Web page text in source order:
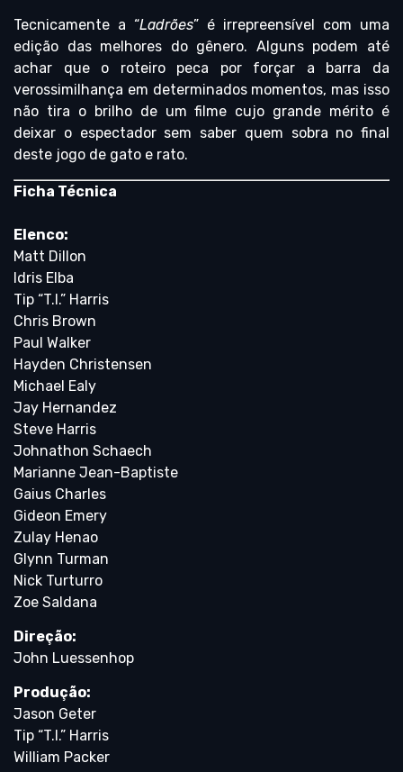
Tecnicamente a “Ladrões” é irrepreensível com uma
edição das melhores do gênero. Alguns podem até
achar que o roteiro peca por forçar a barra da
verossimilhança em determinados momentos, mas isso
não tira o brilho de um filme cujo grande mérito é
deixar o espectador sem saber quem sobra no final
deste jogo de gato e rato.
Ficha Técnica
Elenco:
Matt Dillon
Idris Elba
Tip “T.I.” Harris
Chris Brown
Paul Walker
Hayden Christensen
Michael Ealy
Jay Hernandez
Steve Harris
Johnathon Schaech
Marianne Jean-Baptiste
Gaius Charles
Gideon Emery
Zulay Henao
Glynn Turman
Nick Turturro
Zoe Saldana
Direção:
John Luessenhop
Produção:
Jason Geter
Tip “T.I.” Harris
William Packer